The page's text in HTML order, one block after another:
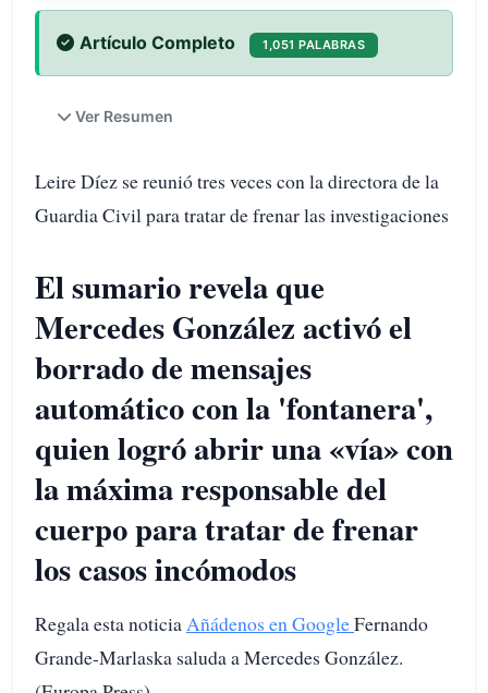
Artículo Completo 1,051 PALABRAS
Ver Resumen
Leire Díez se reunió tres veces con la directora de la
Guardia Civil para tratar de frenar las investigaciones
El sumario revela que
Mercedes González activó el
borrado de mensajes
automático con la 'fontanera',
quien logró abrir una «vía» con
la máxima responsable del
cuerpo para tratar de frenar
los casos incómodos
Regala esta noticia Añádenos en GoogleFernando
Grande-Marlaska saluda a Mercedes González.